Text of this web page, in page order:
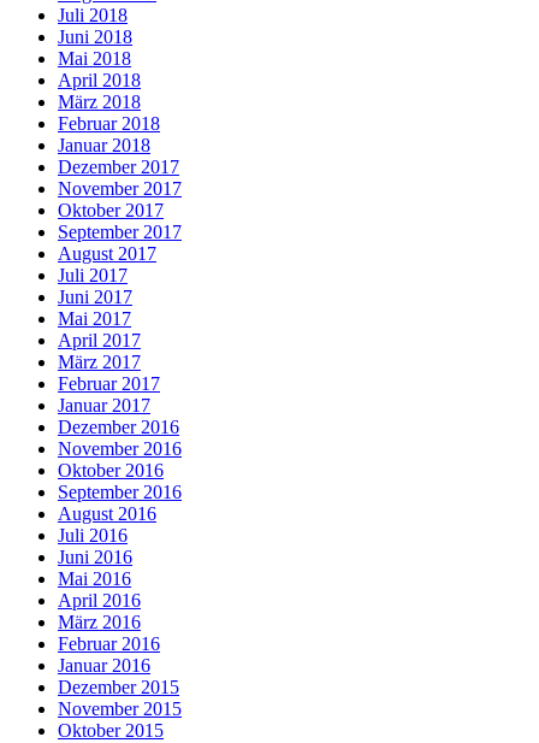
Juli 2018
Juni 2018
Mai 2018
April 2018
März 2018
Februar 2018
Januar 2018
Dezember 2017
November 2017
Oktober 2017
September 2017
August 2017
Juli 2017
Juni 2017
Mai 2017
April 2017
März 2017
Februar 2017
Januar 2017
Dezember 2016
November 2016
Oktober 2016
September 2016
August 2016
Juli 2016
Juni 2016
Mai 2016
April 2016
März 2016
Februar 2016
Januar 2016
Dezember 2015
November 2015
Oktober 2015